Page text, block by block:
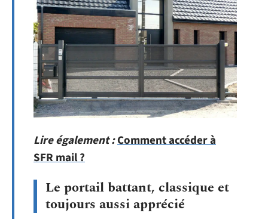
Lire également :Comment accéder à
SFR mail ?
Le portail battant, classique et
toujours aussi apprécié